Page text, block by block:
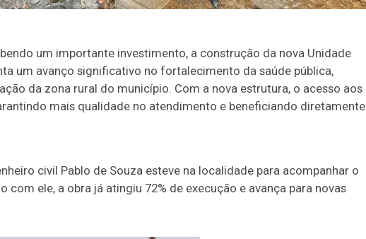
um importante investimento, a construção da nova Unidade
um avanço significativo no fortalecimento da saúde pública,
da zona rural do município. Com a nova estrutura, o acesso aos
mais qualidade no atendimento e beneficiando diretamente
civil Pablo de Souza esteve na localidade para acompanhar o
com ele, a obra já atingiu 72% de execução e avança para novas